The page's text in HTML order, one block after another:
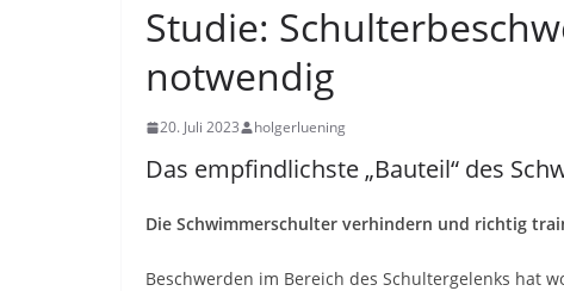
Studie:
notwendig
20. Juli 2023 holgerluening
Das empfindlichste „Bauteil“ des
Die Schwimmerschulter verhindern und richtig
Beschwerden im Bereich des Schultergelenks hat